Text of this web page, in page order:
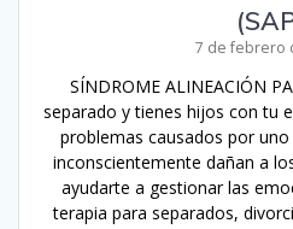
7 de febrero
SÍNDROME ALINEACIÓN
separado y tienes hijos con tu
problemas causados por
inconscientemente dañan a
ayudarte a gestionar las
terapia para separados,